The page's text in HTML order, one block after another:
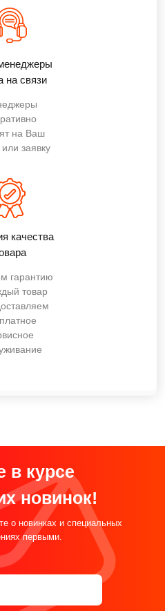
качества
на связи
гарантию
товар
на Ваш
или заявку
в курсе
новинок!
о новинках и специальных
первыми.